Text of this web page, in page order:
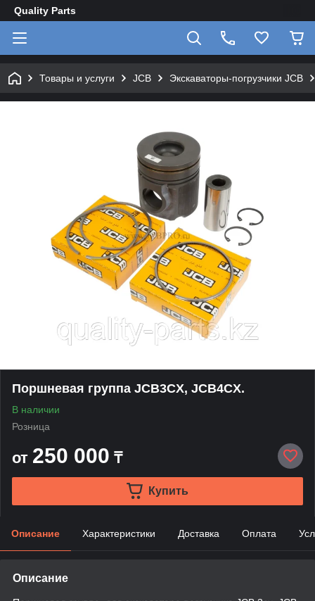
Quality Parts
Товары и услуги JCB Экскаваторы-погрузчики JCB
Поршневая группа JCB3CX, JCB4CX.
В наличии
Розница
от 250 000 ₸
Купить
Описание Характеристики Доставка Оплата
Описание